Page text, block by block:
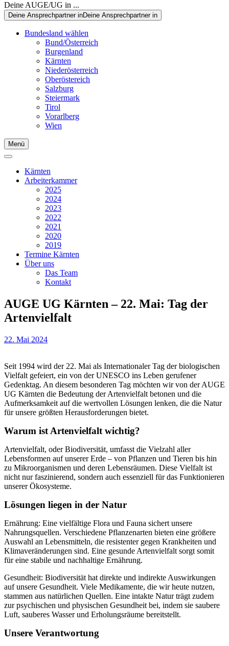
Deine AUGE/UG in ...
Deine Ansprechpartner inDeine Ansprechpartner in
Bundesland wählen
Bund/Österreich
Burgenland
Kärnten
Niederösterreich
Oberöstereich
Salzburg
Steiermark
Tirol
Vorarlberg
Wien
Menü
Kärnten
Arbeiterkammer
2025
2024
2023
2022
2021
2020
2019
Termine Kärnten
Über uns
Das Team
Kontakt
AUGE UG Kärnten – 22. Mai: Tag der
Artenvielfalt
22. Mai 2024
Seit 1994 wird der 22. Mai als Internationaler Tag der biologischen
Vielfalt gefeiert, ein von der UNESCO ins Leben gerufener
Gedenktag. An diesem besonderen Tag möchten wir von der AUGE
UG Kärnten die Bedeutung der Artenvielfalt betonen und die
Aufmerksamkeit auf die wertvollen Lösungen lenken, die die Natur
für unsere größten Herausforderungen bietet.
Warum ist Artenvielfalt wichtig?
Artenvielfalt, oder Biodiversität, umfasst die Vielzahl aller
Lebensformen auf unserer Erde – von Pflanzen und Tieren bis hin
zu Mikroorganismen und deren Lebensräumen. Diese Vielfalt ist
nicht nur faszinierend, sondern auch essenziell für das Funktionieren
unserer Ökosysteme.
Lösungen liegen in der Natur
Ernährung: Eine vielfältige Flora und Fauna sichert unsere
Nahrungsquellen. Verschiedene Pflanzenarten bieten eine größere
Auswahl an Lebensmitteln, die resistenter gegen Krankheiten und
Klimaveränderungen sind. Eine gesunde Artenvielfalt sorgt somit
für eine stabile und nachhaltige Ernährung.
Gesundheit: Biodiversität hat direkte und indirekte Auswirkungen
auf unsere Gesundheit. Viele Medikamente, die wir heute nutzen,
stammen aus natürlichen Quellen. Eine intakte Natur trägt zudem
zur psychischen und physischen Gesundheit bei, indem sie saubere
Luft, sauberes Wasser und Erholungsräume bereitstellt.
Unsere Verantwortung